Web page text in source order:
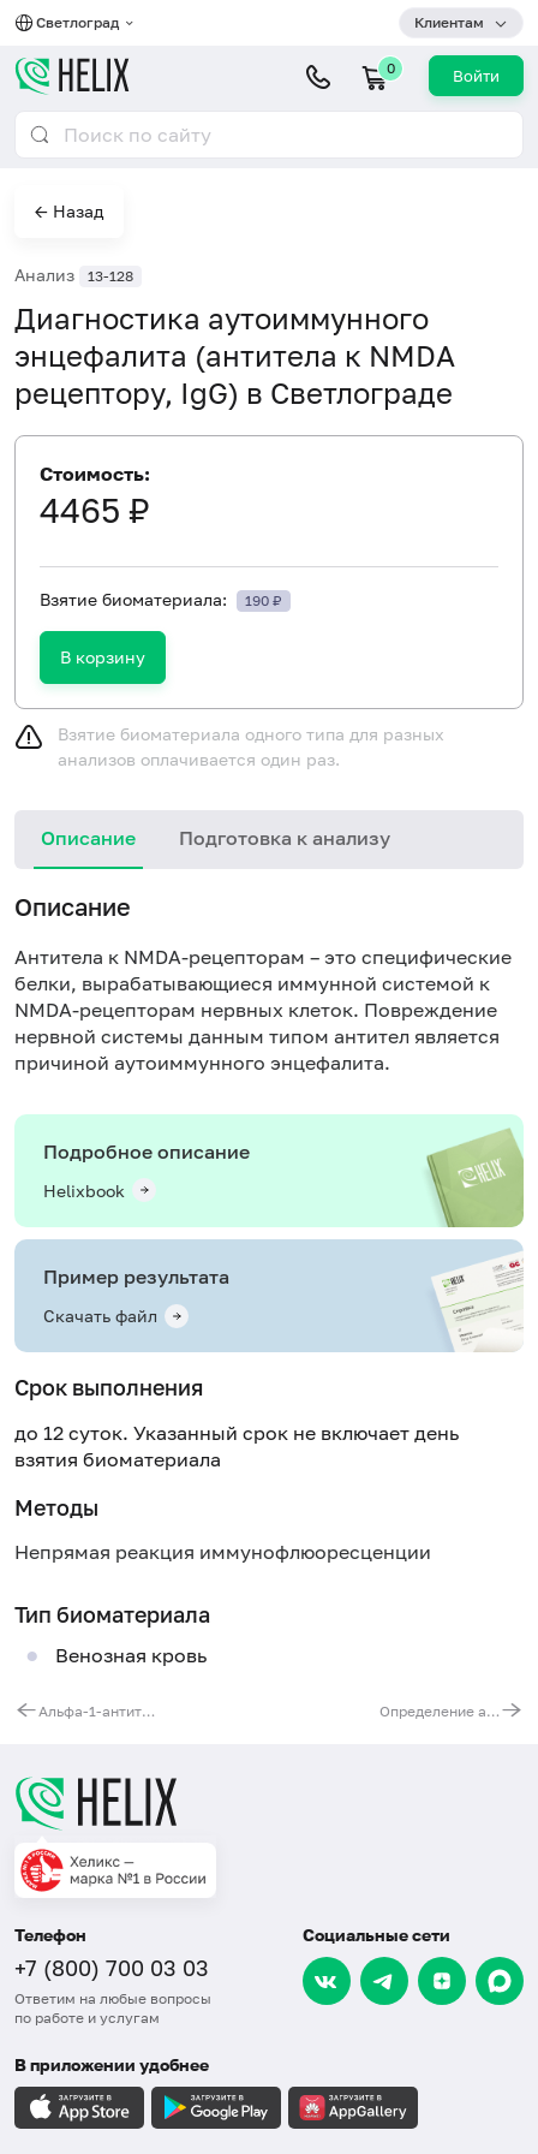
Светлоград Клиентам
0 Войти
← Назад
Анализ 13-128
Диагностика аутоиммунного
энцефалита (антитела к NMDA
рецептору, IgG) в Светлограде
Стоимость:
4465 ₽
Взятие биоматериала: 190 ₽
В корзину
Взятие биоматериала одного типа для разных
анализов оплачивается один раз.
Описание Подготовка к анализу
Описание
Антитела к NMDA-рецепторам – это специфические
белки, вырабатывающиеся иммунной системой к
NMDA-рецепторам нервных клеток. Повреждение
нервной системы данным типом антител является
причиной аутоиммунного энцефалита.
Подробное описание
Helixbook
Пример результата
Скачать файл
Срок выполнения
до 12 суток. Указанный срок не включает день
взятия биоматериала
Методы
Непрямая реакция иммунофлюоресценции
Тип биоматериала
Венозная кровь
Альфа-1-антитрипсин в кале, кишечная потеря белка Определение активности ингибитора С1 фактора комплемента (C1INH)
Телефон
+7 (800) 700 03 03
Ответим на любые вопросы
по работе и услугам
Социальные сети
В приложении удобнее